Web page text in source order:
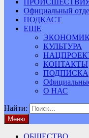
Официальный
ПОДКАСТ
ЕЩЕ
КУЛЬТУРА
КОНТАКТЫ
ПОДПИСКА
О НАС
Найти:
Меню
ОБЩЕСТВО